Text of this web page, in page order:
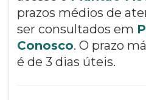
prazos médios de
ser consultados em
Conosco. O prazo
é de 3 dias úteis.